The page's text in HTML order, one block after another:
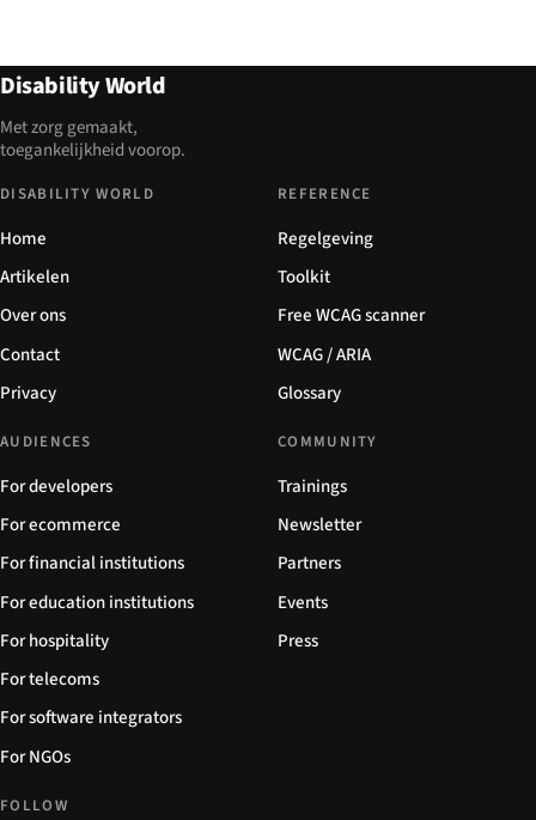
Disability World
Met zorg gemaakt,
toegankelijkheid voorop.
DISABILITY WORLD
Home
Artikelen
Over ons
Contact
Privacy
REFERENCE
Regelgeving
Toolkit
Free WCAG scanner
WCAG / ARIA
Glossary
AUDIENCES
For developers
For ecommerce
For financial institutions
For education institutions
For hospitality
For telecoms
For software integrators
For NGOs
COMMUNITY
Trainings
Newsletter
Partners
Events
Press
FOLLOW